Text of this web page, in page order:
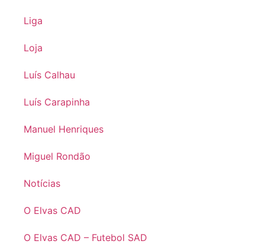
Liga
Loja
Luís Calhau
Luís Carapinha
Manuel Henriques
Miguel Rondão
Notícias
O Elvas CAD
O Elvas CAD – Futebol SAD